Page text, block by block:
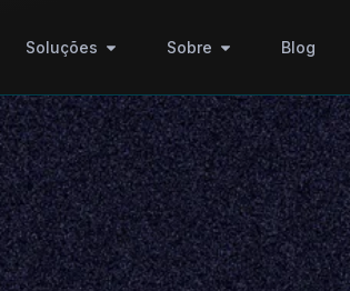
Soluções Sobre Blog